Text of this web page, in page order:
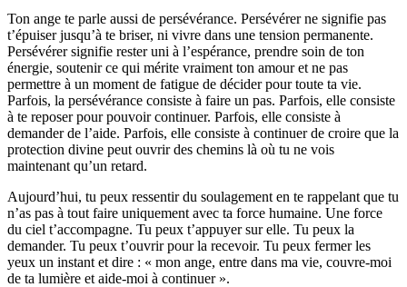
Ton ange te parle aussi de persévérance. Persévérer ne signifie pas
t’épuiser jusqu’à te briser, ni vivre dans une tension permanente.
Persévérer signifie rester uni à l’espérance, prendre soin de ton
énergie, soutenir ce qui mérite vraiment ton amour et ne pas
permettre à un moment de fatigue de décider pour toute ta vie.
Parfois, la persévérance consiste à faire un pas. Parfois, elle consiste
à te reposer pour pouvoir continuer. Parfois, elle consiste à
demander de l’aide. Parfois, elle consiste à continuer de croire que la
protection divine peut ouvrir des chemins là où tu ne vois
maintenant qu’un retard.
Aujourd’hui, tu peux ressentir du soulagement en te rappelant que tu
n’as pas à tout faire uniquement avec ta force humaine. Une force
du ciel t’accompagne. Tu peux t’appuyer sur elle. Tu peux la
demander. Tu peux t’ouvrir pour la recevoir. Tu peux fermer les
yeux un instant et dire : « mon ange, entre dans ma vie, couvre-moi
de ta lumière et aide-moi à continuer ».